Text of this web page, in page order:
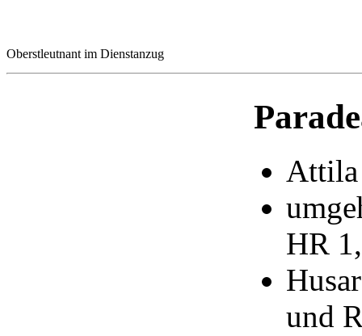
Oberstleutnant im Dienstanzug
Attila
HR
und